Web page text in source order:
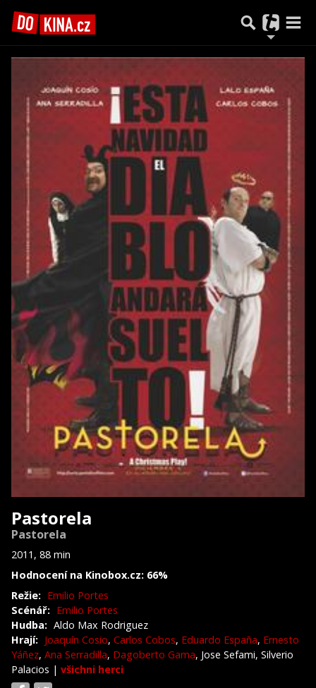
Pastorela
Pastorela
2011, 88 min
Hodnocení na Kinobox.cz: 66%
Režie: Emilio Portes
Scénář: Emilio Portes
Hudba: Aldo Max Rodriguez
Hrají: Joaquín Cosio, Carlos Cobos, Eduardo España, Ernesto
Yáñez, Ana Serradilla, Dagoberto Gama, Jose Sefami, Silverio
Palacios | všichni herci